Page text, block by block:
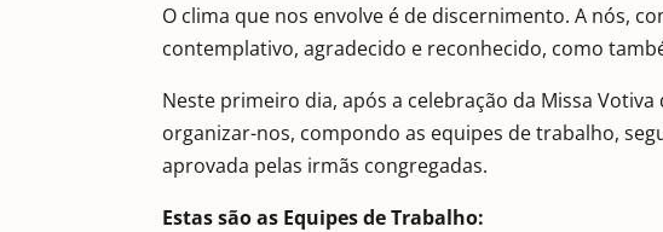
O clima que nos envolve é de discernimento. A nós,
contemplativo, agradecido e reconhecido, como
Neste primeiro dia, após a celebração da Missa
organizar-nos, compondo as equipes de trabalho,
aprovada pelas irmãs congregadas.
Estas são as Equipes de Trabalho: